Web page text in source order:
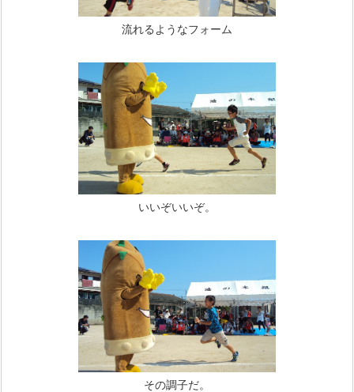
流れるようなフォーム
いいぞいいぞ。
その調子だ。